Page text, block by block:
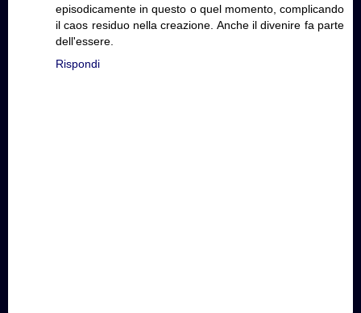
episodicamente in questo o quel momento, complicando
il caos residuo nella creazione. Anche il divenire fa parte
dell'essere.
Rispondi